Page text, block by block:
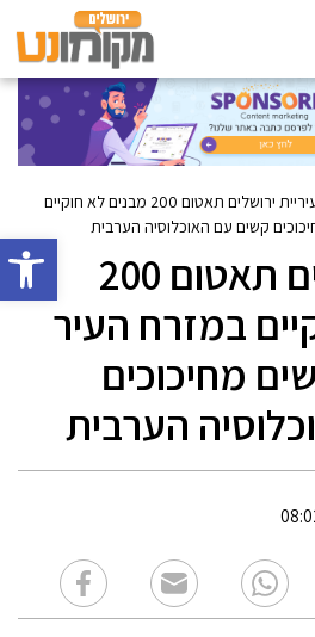
פתח
עיריית ירושלים תאטום 200 מבנים לא חוקיים
קשים עם האוכלוסיה הערבית
עיריית ירושלים תאטום 200
במזרח העיר
מחיכוכים
הערבית